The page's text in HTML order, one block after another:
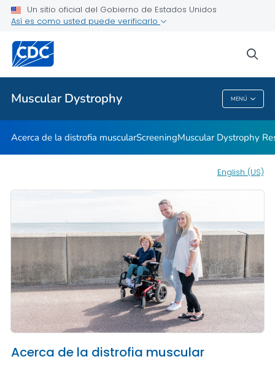
Un sitio oficial del Gobierno de Estados Unidos
Así es como usted puede verificarlo
Muscular Dystrophy MENÚ
Vivir con distrofia muscular
Proveedores de atención médica
Muscular Dystrophy
Acerca de la distrofia muscularScreeningMuscular Dystrophy
English (US)
Acerca de la distrofia muscular